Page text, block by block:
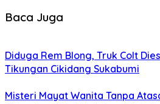
Baca Juga
Diduga Rem Blong, Truk Colt
Tikungan Cikidang Sukabumi
Misteri Mayat Wanita Tanpa